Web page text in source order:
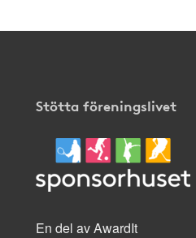
Stötta föreningslivet
En del av AwardIt